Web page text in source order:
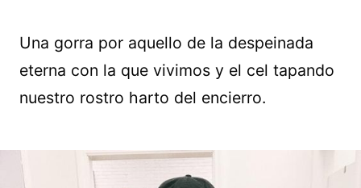
Una gorra por aquello de la despeinada
eterna con la que vivimos y el cel tapando
nuestro rostro harto del encierro.